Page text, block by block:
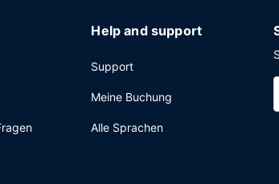
Help and support
Support
Meine Buchung
Alle Sprachen